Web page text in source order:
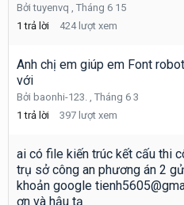
Bởituyenvq
Tháng 6 15
1 trả lời 424 lượt xem
Anh chị em giúp em Font
với
Bởi baonhi-123.
Tháng 6 3
1 trả lời 397 lượt xem
ai có file kiến trúc kết cấu thi
trụ sở công an phương án 2
khoản google
ơn và hậu tạ